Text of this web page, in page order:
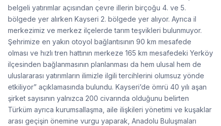
belgeli yatırımlar açısından çevre illerin birçoğu 4. ve 5.
bölgede yer alırken Kayseri 2. bölgede yer alıyor. Ayrıca il
merkezimiz ve merkez ilçelerde tarım teşvikleri bulunmuyor.
Şehrimize en yakın otoyol bağlantısının 90 km mesafede
olması ve hızlı tren hattının merkeze 165 km mesafedeki Yerköy
ilçesinden bağlanmasının planlanması da hem ulusal hem de
uluslararası yatırımların ilimizle ilgili tercihlerini olumsuz yönde
etkiliyor” açıklamasında bulundu. Kayseri’de ömrü 40 yılı aşan
şirket sayısının yalnızca 200 civarında olduğunu belirten
Türküm ayrıca kurumsallaşma, aile ilişkileri yönetimi ve kuşaklar
arası geçişin önemine vurgu yaparak, Anadolu Buluşmaları